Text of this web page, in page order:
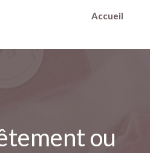
Accueil
ou